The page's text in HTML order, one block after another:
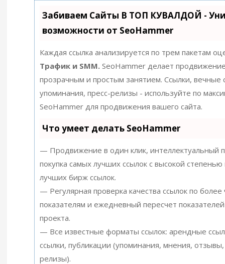
Забиваем Сайты В ТОП КУВАЛДОЙ -
возможности от SeoHammer
Каждая ссылка анализируется по трем пакетам
Трафик и SMM.SeoHammer делает
прозрачным и простым занятием. Ссылки, вечные
упоминания, пресс-релизы - используйте по
SeoHammer для продвижения вашего сайта.
Что умеет делать SeoHammer
— Продвижение в один клик, интеллектуальный
покупка самых лучших ссылок с высокой степенью
лучших бирж ссылок.
— Регулярная проверка качества ссылок по
показателям и ежедневный пересчет показателей
проекта.
— Все известные форматы ссылок: арендные
ссылки, публикации (упоминания, мнения, отзывы,
релизы).